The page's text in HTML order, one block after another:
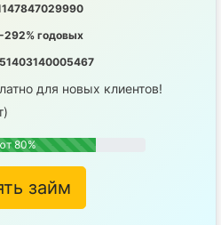
292% годовых
для новых клиентов!
80%
займ